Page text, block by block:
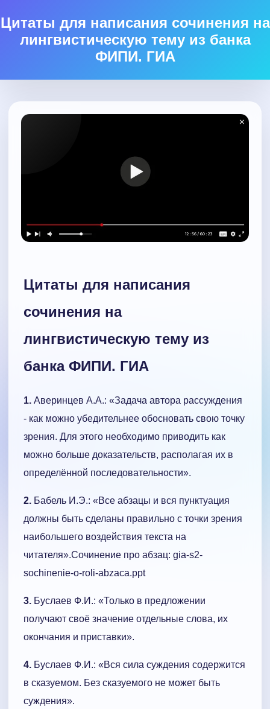
Цитаты для написания сочинения на
лингвистическую тему из банка
ФИПИ. ГИА
Цитаты для написания
сочинения на
лингвистическую тему из
банка ФИПИ. ГИА
1. Аверинцев А.А.: «Задача автора рассуждения
- как можно убедительнее обосновать свою точку
зрения. Для этого необходимо приводить как
можно больше доказательств, располагая их в
определённой последовательности».
2. Бабель И.Э.: «Все абзацы и вся пунктуация
должны быть сделаны правильно с точки зрения
наибольшего воздействия текста на
читателя».Сочинение про абзац: gia-s2-
sochinenie-o-roli-abzaca.ppt
3. Буслаев Ф.И.: «Только в предложении
получают своё значение отдельные слова, их
окончания и приставки».
4. Буслаев Ф.И.: «Вся сила суждения содержится
в сказуемом. Без сказуемого не может быть
суждения».